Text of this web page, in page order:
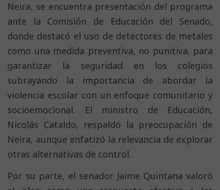
Neira, se encuentra presentación del programa
ante la Comisión de Educación del Senado,
donde destacó el uso de detectores de metales
como una medida preventiva, no punitiva, para
garantizar la seguridad en los colegios
subrayando la importancia de abordar la
violencia escolar con un enfoque comunitario y
socioemocional. El ministro de Educación,
Nicolás Cataldo, respaldó la preocupación de
Neira, aunque enfatizó la relevancia de explorar
otras alternativas de control.
Por su parte, el senador Jaime Quintana valoró